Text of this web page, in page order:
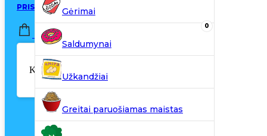
PRISIJUNGTI / REGISTRUOTIS
0,00€
Krepšelyje nėra produktų.
0
Gėrimai
Saldumynai
Užkandžiai
Greitai paruošiamas maistas